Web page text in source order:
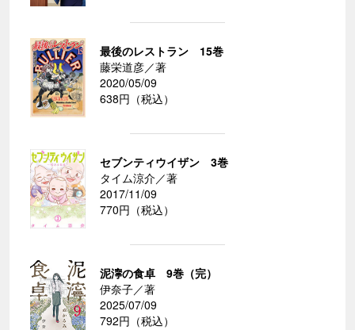
最後のレストラン 15巻
藤栄道彦／著
2020/05/09
638円（税込）
セブンティウイザン 3巻
タイム涼介／著
2017/11/09
770円（税込）
泥濘の食卓 9巻（完）
伊奈子／著
2025/07/09
792円（税込）